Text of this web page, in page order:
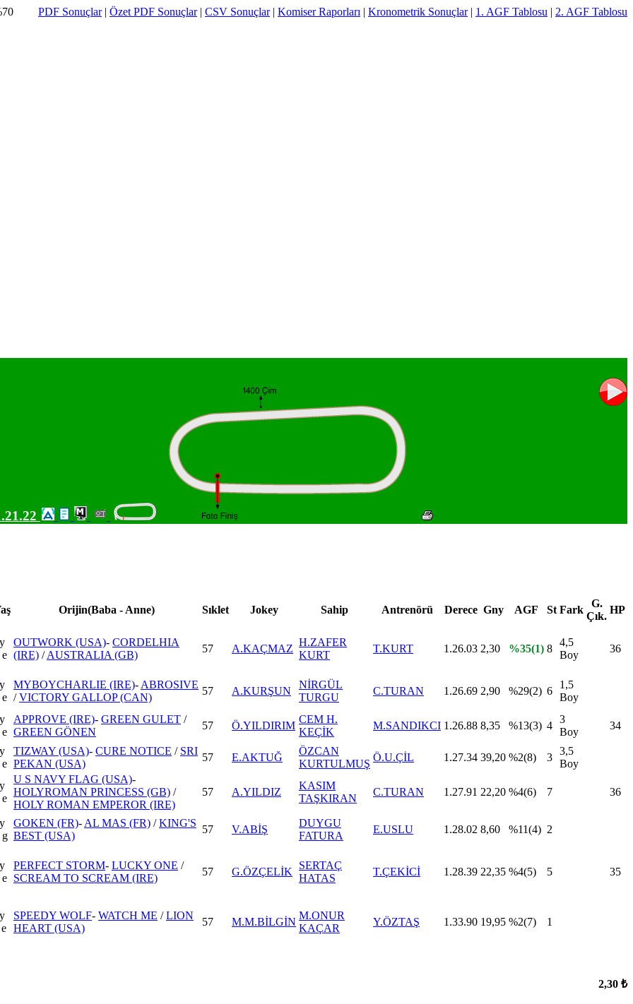
PDF Sonuçlar| Özet PDF Sonuçlar| CSV Sonuçlar| Komiser Raporları | Kronometrik Sonuçlar| 1. AGF Tablosu | 2. AGF Tablosu
Orijin(Baba - Anne) Sıklet Jokey Sahip Antrenörü Derece Gny AGF St Fark
G.
Çık.
HP
OUTWORK (USA)- CORDELHIA
(IRE) /AUSTRALIA (GB)
57 A.KAÇMAZ
H.ZAFER
KURT
T.KURT 1.26.03 2,30 %35(1) 8
4,5
Boy
36
MYBOYCHARLIE (IRE)- ABROSIVE
/VICTORY GALLOP (CAN)
57 A.KURŞUN
NİRGÜL
TURGU
C.TURAN 1.26.69 2,90 %29(2) 6
1,5
Boy
APPROVE (IRE)- GREEN GULET /
GREEN GÖNEN
57 Ö.YILDIRIM
CEM H.
KEÇİK
M.SANDIKCI 1.26.88 8,35 %13(3) 4
3
Boy
34
TIZWAY (USA)- CURE NOTICE / SRI
PEKAN (USA)
57 E.AKTUĞ
ÖZCAN
KURTULMUŞ
Ö.U.ÇİL 1.27.34 39,20 %2(8) 3
3,5
Boy
U S NAVY FLAG (USA)-
HOLYROMAN PRINCESS (GB) /
HOLY ROMAN EMPEROR (IRE)
57 A.YILDIZ
KASIM
TAŞKIRAN
C.TURAN 1.27.91 22,20 %4(6) 7 36
g
GOKEN (FR)- AL MAS (FR) /KING'S
BEST (USA)
57 V.ABİŞ
DUYGU
FATURA
E.USLU 1.28.02 8,60 %11(4) 2
PERFECT STORM- LUCKY ONE /
SCREAM TO SCREAM (IRE)
57 G.ÖZÇELİK
SERTAÇ
HATAS
T.ÇEKİCİ 1.28.39 22,35 %4(5) 5 35
SPEEDY WOLF- WATCH ME /LION
HEART (USA)
57 M.M.BİLGİN
M.ONUR
KAÇAR
Y.ÖZTAŞ 1.33.90 19,95 %2(7) 1
2,30 ₺